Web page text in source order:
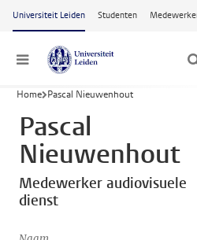
Ga naar hoofdinhoud
Universiteit Leiden Studenten
Menu
Home Pascal Nieuwenhout
Pascal
Nieuwenhout
Medewerker audiovisuele
dienst